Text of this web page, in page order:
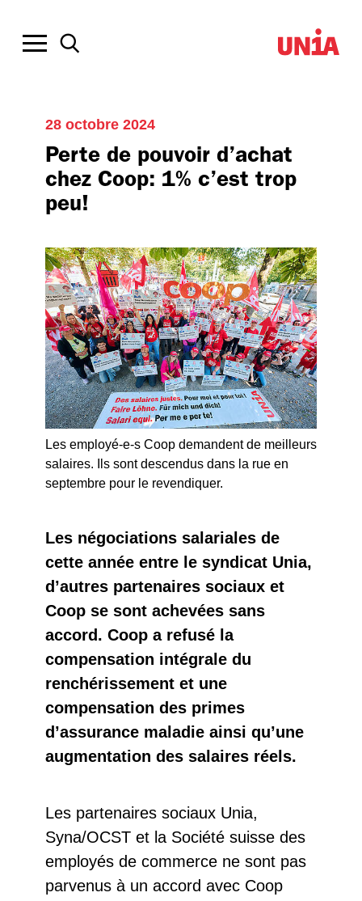
28 octobre 2024
Perte de pouvoir d’achat
chez Coop: 1% c’est trop
peu!
Les employé-e-s Coop demandent de meilleurs
salaires. Ils sont descendus dans la rue en
septembre pour le revendiquer.
Les négociations salariales de
cette année entre le syndicat Unia,
d’autres partenaires sociaux et
Coop se sont achevées sans
accord. Coop a refusé la
compensation intégrale du
renchérissement et une
compensation des primes
d’assurance maladie ainsi qu’une
augmentation des salaires réels.
Les partenaires sociaux Unia,
Syna/OCST et la Société suisse des
employés de commerce ne sont pas
parvenus à un accord avec Coop